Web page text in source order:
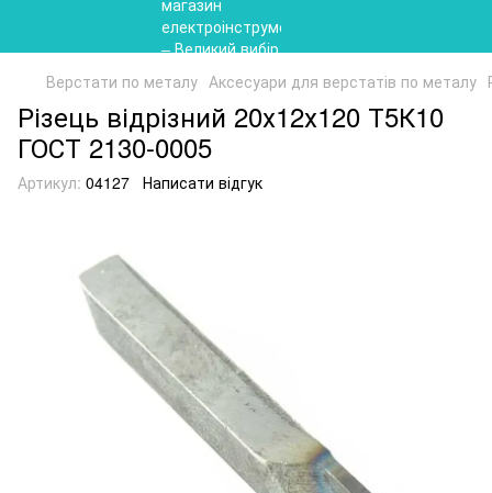
Верстати по металу Аксесуари для верстатів по металу
Різець відрізний 20х12х120 Т5К10
ГОСТ 2130-0005
Артикул: 04127 Написати відгук